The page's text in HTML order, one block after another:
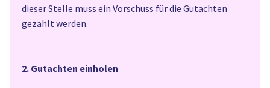
dieser Stelle muss ein Vorschuss für die Gutachten
gezahlt werden.
2. Gutachten einholen